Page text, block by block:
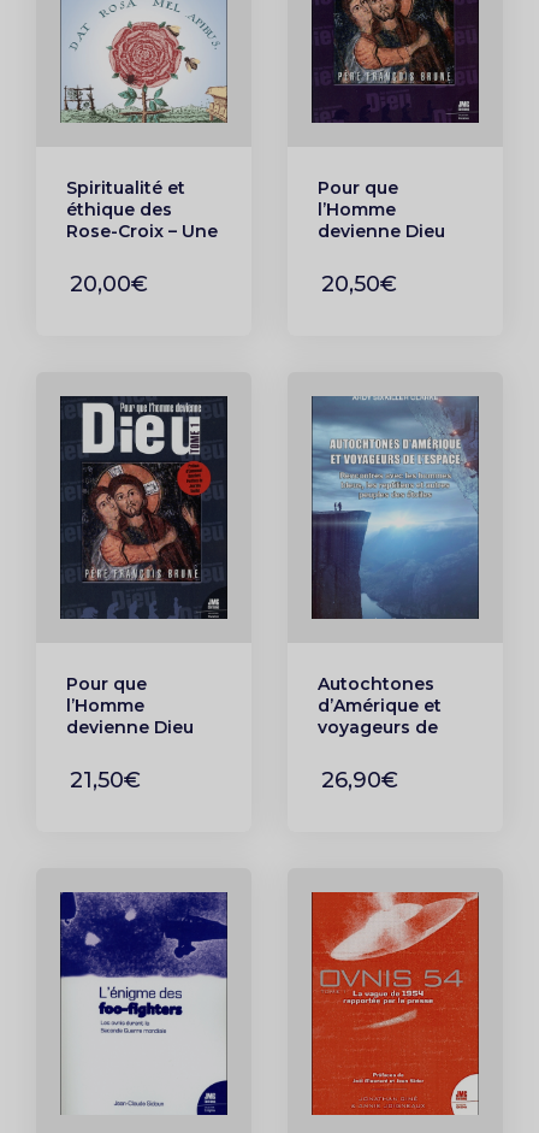
Spiritualité et
éthique des
Rose-Croix – Une
ancienne pour
un monde
20,00€
Pour que
l’Homme
devienne Dieu
20,50€
Pour que
l’Homme
devienne Dieu
21,50€
Autochtones
d’Amérique et
voyageurs de
Rencontres avec
les hommes
26,90€